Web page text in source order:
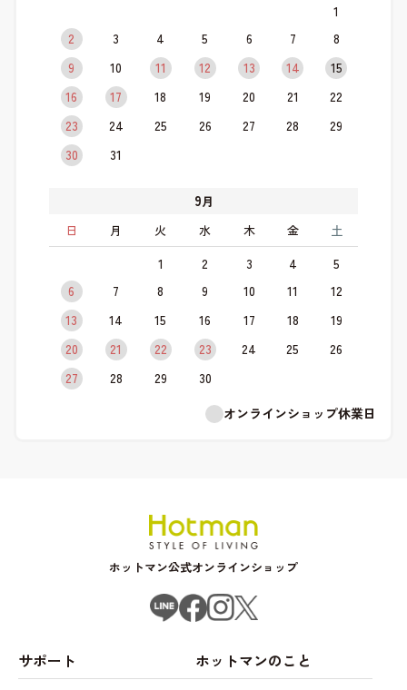
1
2
3 4 5 6 7
8
9
10 11 12 13 14
15
16
17 18 19 20 21
22
23
24 25 26 27 28
29
30
31
9月
日
月 火 水 木 金 土
1 2 3 4
5
6
7 8 9 10 11
12
13
14 15 16 17 18
19
20
21 22 23 24 25
26
27
28 29
30
オンラインショップ休業日
ホットマン公式オンラインショップ
サポート ホットマンのこと